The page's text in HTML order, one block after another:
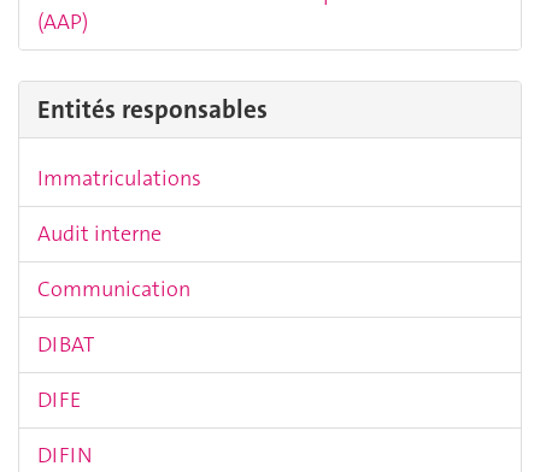
(AAP)
Entités responsables
Immatriculations
Audit interne
Communication
DIBAT
DIFE
DIFIN